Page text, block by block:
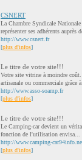
CSNERT
La Chambre Syndicale
représenter ses adhérents auprès
http://www.csnert.fr
[plus d'infos]
Le titre de votre site!!!
Votre site vitrine à moindre
artisanale ou commerciale grâce à
http://www.asso-soamp.fr
[plus d'infos]
Le titre de votre site!!!
Le Camping-car devient un
fonction de l'utilisation envisa...
http://www.camping-
[plus d'infos]